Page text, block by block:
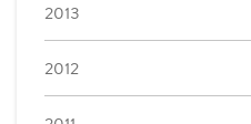
2013
2012